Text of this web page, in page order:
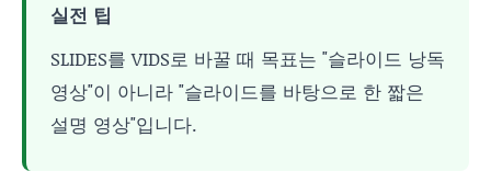
실전 팁
SLIDES를 VIDS로 바꿀 때 목표는 "슬라이드 낭독
영상"이 아니라 "슬라이드를 바탕으로 한 짧은
설명 영상"입니다.